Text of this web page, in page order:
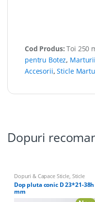
Cod Produs:Toi 250
pentru Botez,
Accesorii,Sticle
Dopuri
Dopuri & Capace Sticle, Sticle
marturii & Accesorii
Dop pluta conic D 23*21-38h
mm